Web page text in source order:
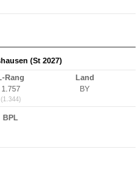
(St 2027)
L-Rang
1.757
(1.344)
Land
BY
BPL